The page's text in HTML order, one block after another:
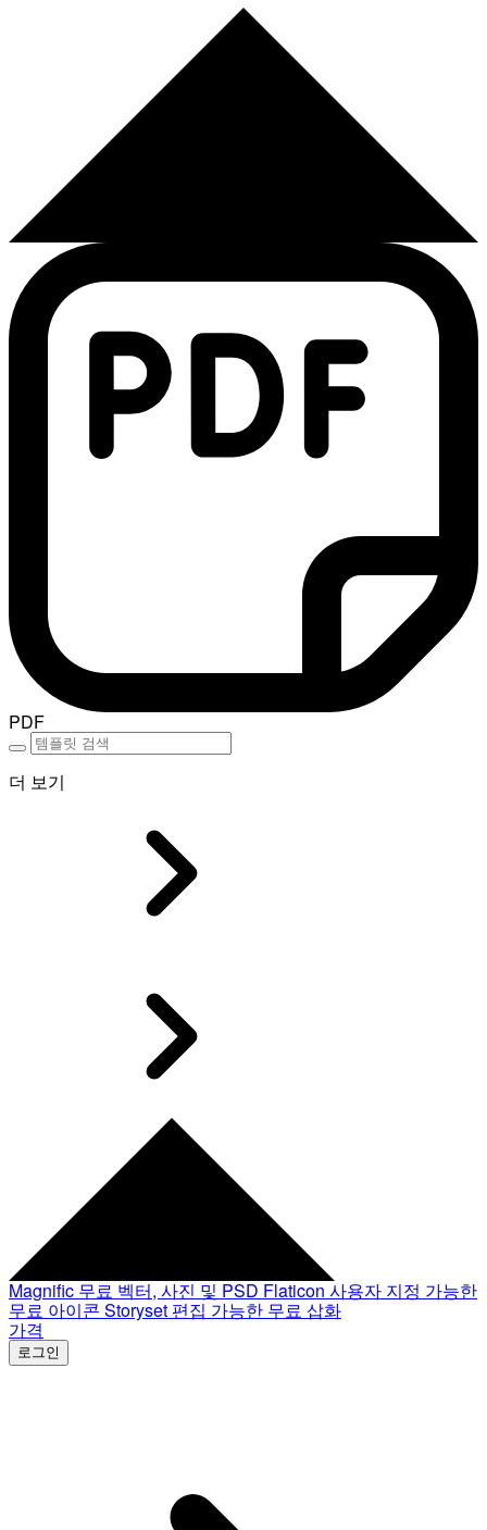
PDF
더 보기
Magnific 무료 벡터, 사진 및 PSD Flaticon 사용자 지정 가능한
무료 아이콘 Storyset 편집 가능한 무료 삽화
가격
로그인